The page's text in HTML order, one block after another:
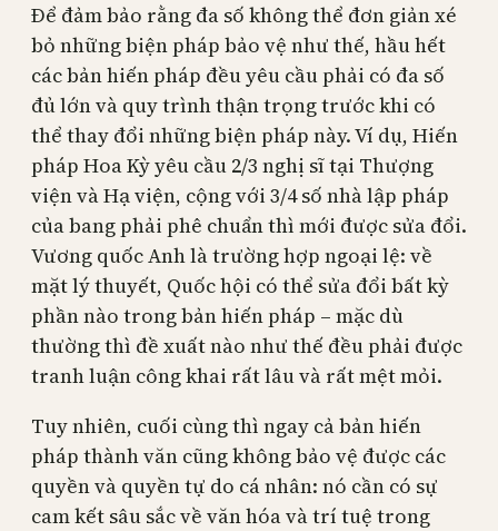
Để đảm bảo rằng đa số không thể đơn giản xé
bỏ những biện pháp bảo vệ như thế, hầu hết
các bản hiến pháp đều yêu cầu phải có đa số
đủ lớn và quy trình thận trọng trước khi có
thể thay đổi những biện pháp này. Ví dụ, Hiến
pháp Hoa Kỳ yêu cầu 2/3 nghị sĩ tại Thượng
viện và Hạ viện, cộng với 3/4 số nhà lập pháp
của bang phải phê chuẩn thì mới được sửa đổi.
Vương quốc Anh là trường hợp ngoại lệ: về
mặt lý thuyết, Quốc hội có thể sửa đổi bất kỳ
phần nào trong bản hiến pháp – mặc dù
thường thì đề xuất nào như thế đều phải được
tranh luận công khai rất lâu và rất mệt mỏi.
Tuy nhiên, cuối cùng thì ngay cả bản hiến
pháp thành văn cũng không bảo vệ được các
quyền và quyền tự do cá nhân: nó cần có sự
cam kết sâu sắc về văn hóa và trí tuệ trong